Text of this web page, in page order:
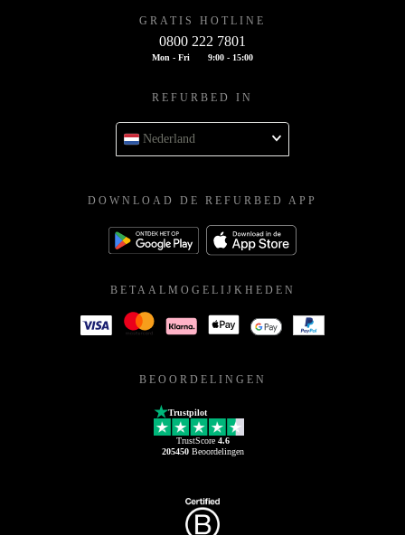
GRATIS HOTLINE
0800 222 7801
Mon - Fri 9:00 - 15:00
REFURBED IN
Nederland
DOWNLOAD DE REFURBED APP
BETAALMOGELIJKHEDEN
BEOORDELINGEN
Trustpilot
TrustScore 4.6
205450Beoordelingen